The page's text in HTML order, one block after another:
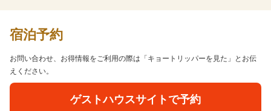
宿泊予約
お問い合わせ、お得情報をご利用の際は「キョートリッパーを見た」とお伝
えください。
ゲストハウスサイトで予約